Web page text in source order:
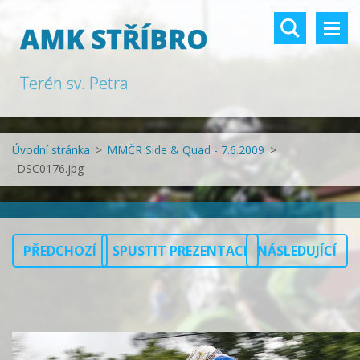
AMK STŘÍBRO
Terén sv. Petra
Úvodní stránka > MMČR Side & Quad - 7.6.2009 >
_DSC0176.jpg
PŘEDCHOZÍ SPUSTIT PREZENTACI NÁSLEDUJÍCÍ